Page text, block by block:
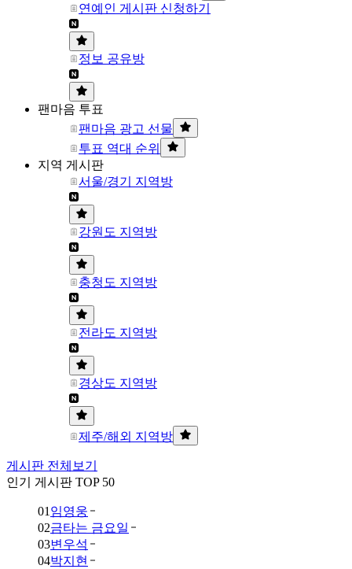
연예인 게시판 신청하기
정보 공유방
팬마음 투표
팬마음 광고 선물
투표 역대 순위
지역 게시판
서울/경기 지역방
강원도 지역방
충청도 지역방
전라도 지역방
경상도 지역방
제주/해외 지역방
게시판 전체보기
인기 게시판 TOP 50
01 임영웅
02금타는 금요일
03변우석
04박지현